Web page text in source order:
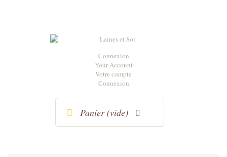
Connexion
Your Account
Votre compte
Connexion
Panier (vide)